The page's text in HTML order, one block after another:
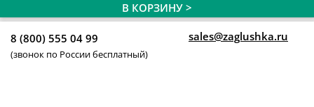
В КОРЗИНУ >
8 (800) 555 04 99
(звонок по России бесплатный)
sales@zaglushka.ru